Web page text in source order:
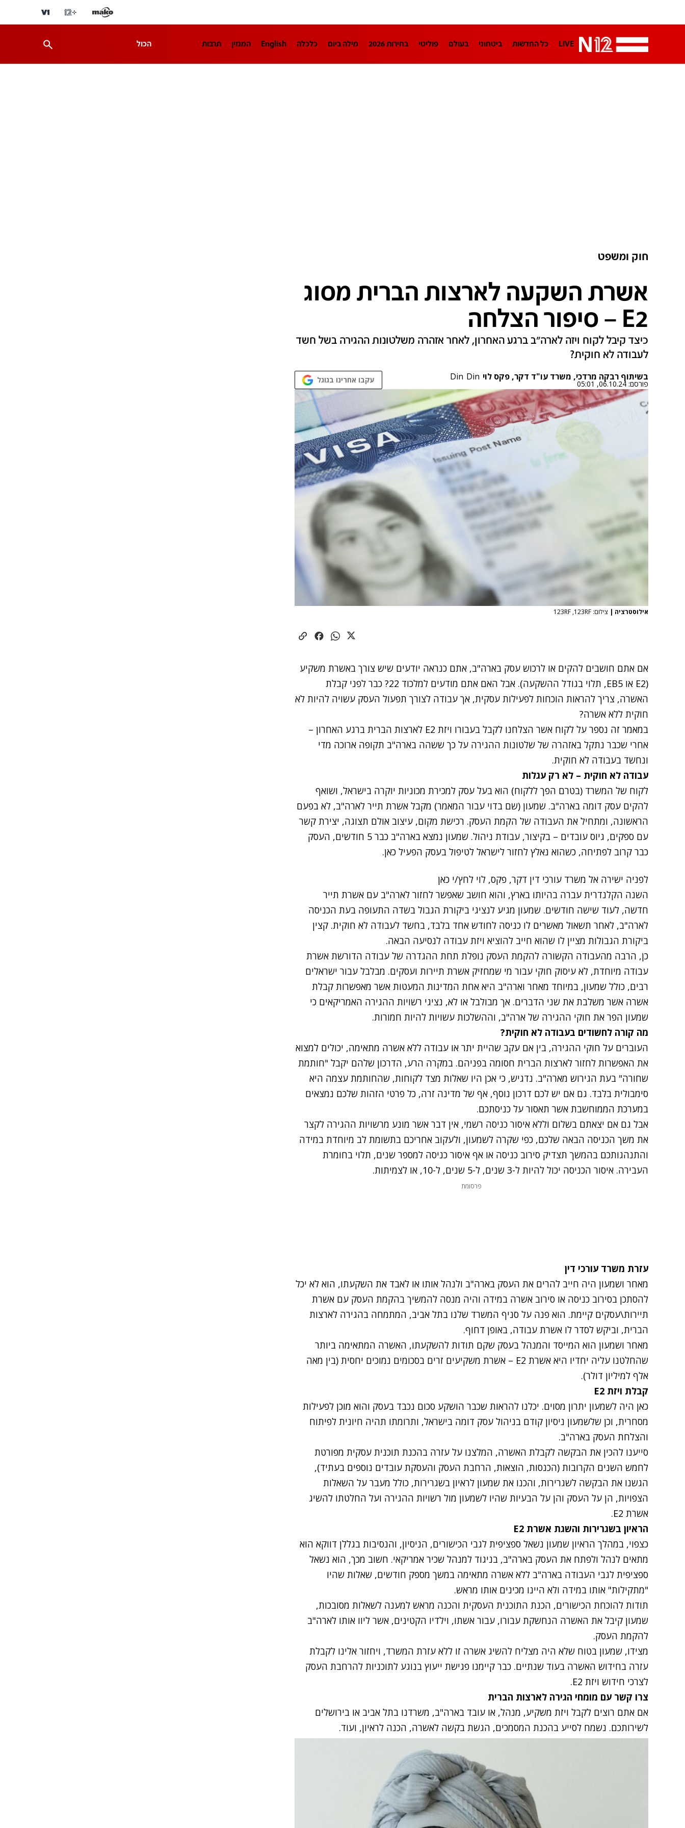
LIVE כל החדשות ביטחוני בעולם פוליטי בחירות 2026 מילה ביום כלכלה English המגזין תרבות הכול
חוק ומשפט
אשרת השקעה לארצות הברית מסוג
E2 – סיפור הצלחה
כיצד קיבל לקוח ויזה לארה"ב ברגע האחרון, לאחר אזהרה משלטונות ההגירה בשל חשד
לעבודה לא חוקית?
בשיתוף רבקה מרדכי, משרד עו"ד דקר, פקס לוי Din
Din
פורסם: 06.10.24, 05:01 עקבו אחרינו בגוגל
אילוסטרציה | צילום: 123RF‏, 123RF‏
אם אתם חושבים להקים או לרכוש עסק בארה"ב, אתם כנראה יודעים שיש צורך באשרת משקיע
(
E2 או EB5
, תלוי בגודל ההשקעה). אבל האם אתם מודעים למלכוד 22? כבר לפני קבלת
האשרה, צריך להראות הוכחות לפעילות עסקית, אך עבודה לצורך תפעול העסק עשויה להיות לא
חוקית ללא אשרה?
במאמר זה נספר על לקוח אשר הצלחנו לקבל בעבורו ויזת E2 לארצות הברית ברגע האחרון –
אחרי שכבר נתקל באזהרה של שלטונות ההגירה על כך ששהה בארה"ב תקופה ארוכה מדי
ונחשד בעבודה לא חוקית.
עבודה לא חוקית – לא רק עגלות
לקוח של המשרד (בטרם הפך ללקוח) הוא בעל עסק למכירת מכוניות יוקרה בישראל, ושואף
להקים עסק דומה בארה"ב. שמעון (שם בדוי עבור המאמר) מקבל אשרת תייר לארה"ב, לא בפעם
הראשונה, ומתחיל את העבודה של הקמת העסק. רכישת מקום, עיצוב אולם תצוגה, יצירת קשר
עם ספקים, גיוס עובדים – בקיצור, עבודת ניהול. שמעון נמצא בארה"ב כבר 5 חודשים, העסק
כבר קרוב לפתיחה, כשהוא נאלץ לחזור לישראל לטיפול בעסק הפעיל כאן.
לפניה ישירה אל משרד עורכי דין דקר, פקס, לוי לחץ/י כאן
השנה הקלנדרית עברה בהיותו בארץ, והוא חושב שאפשר לחזור לארה"ב עם אשרת תייר
חדשה, לעוד שישה חודשים. שמעון מגיע לנציגי ביקורת הגבול בשדה התעופה בעת הכניסה
לארה"ב, לאחר תשאול מאשרים לו כניסה לחודש אחד בלבד, בחשד לעבודה לא חוקית. קצין
ביקורת הגבולות מציין לו שהוא חייב להוציא ויזת עבודה לנסיעה הבאה.
כן, הרבה מהעבודה הקשורה להקמת העסק נופלת תחת ההגדרה של עבודה הדורשת אשרת
עבודה מיוחדת, לא עיסוק חוקי עבור מי שמחזיק אשרת תיירות ועסקים. מבלבל עבור ישראלים
רבים, כולל שמעון, במיוחד מאחר וארה"ב היא אחת המדינות המעטות אשר מאפשרות קבלת
אשרה אשר משלבת את שני הדברים. אך מבולבל או לא, נציגי רשויות ההגירה האמריקאים כי
שמעון הפר את חוקי ההגירה של ארה"ב, וההשלכות עשויות להיות חמורות.
מה קורה לחשודים בעבודה לא חוקית?
העוברים על חוקי ההגירה, בין אם עקב שהיית יתר או עבודה ללא אשרה מתאימה, יכולים למצוא
את האפשרות לחזור לארצות הברית חסומה בפניהם. במקרה הרע, הדרכון שלהם יקבל "חותמת
שחורה" בעת הגירוש מארה"ב. נדגיש, כי אכן היו שאלות מצד לקוחות, שהחותמת עצמה היא
סימבולית בלבד. גם אם יש לכם דרכון נוסף, אף של מדינה זרה, כל פרטי הזהות שלכם נמצאים
במערכת הממוחשבת אשר תאסור על כניסתכם.
אבל גם אם יצאתם בשלום וללא איסור כניסה רשמי, אין דבר אשר מונע מרשויות ההגירה לקצר
את משך הכניסה הבאה שלכם, כפי שקרה לשמעון, ולעקוב אחריכם בתשומת לב מיוחדת במידה
והתנהגותכם בהמשך תצדיק סירוב כניסה או אף איסור כניסה למספר שנים, תלוי בחומרת
העבירה. איסור הכניסה יכול להיות ל-3 שנים, ל-5 שנים, ל-10, או לצמיתות.
פרסומת
עזרת משרד עורכי דין
מאחר ושמעון היה חייב להרים את העסק בארה"ב ולנהל אותו או לאבד את השקעתו, הוא לא יכל
להסתכן בסירוב כניסה או סירוב אשרה במידה והיה מנסה להמשיך בהקמת העסק עם אשרת
תיירות\עסקים קיימת. הוא פנה על סניף המשרד שלנו בתל אביב, המתמחה בהגירה לארצות
הברית, וביקש לסדר לו אשרת עבודה, באופן דחוף.
מאחר ושמעון הוא המייסד והמנהל בעסק שקם תודות להשקעתו, האשרה המתאימה ביותר
שהחלטנו עליה יחדיו היא אשרת E2 – אשרת משקיעים זרים בסכומים נמוכים יחסית (בין מאה
אלף למיליון דולר).
קבלת ויזת E2
כאן היה לשמעון יתרון מסוים. יכלנו להראות שכבר הושקע סכום נכבד בעסק והוא מוכן לפעילות
מסחרית, וכן שלשמעון ניסיון קודם בניהול עסק דומה בישראל, ותרומתו תהיה חיונית לפיתוח
והצלחת העסק בארה"ב.
סייענו להכין את הבקשה לקבלת האשרה, המלצנו על עזרה בהכנת תוכנית עסקית מפורטת
לחמש השנים הקרובות (הכנסות, הוצאות, הרחבת העסק והעסקת עובדים נוספים בעתיד),
הגשנו את הבקשה לשגרירות, והכנו את שמעון לראיון בשגרירות, כולל מעבר על השאלות
הצפויות, הן על העסק והן על הבעיות שהיו לשמעון מול רשויות ההגירה ועל החלטתו להשיג
אשרת E2
.
הראיון בשגרירות והשגת אשרת E2
כצפוי, במהלך הראיון שמעון נשאל ספציפית לגבי הכישורים, הניסיון, והנסיבות בגללן דווקא הוא
מתאים לנהל ולפתח את העסק בארה"ב, בניגוד למנהל שכיר אמריקאי. חשוב מכך, הוא נשאל
ספציפית לגבי העבודה בארה"ב ללא אשרה מתאימה במשך מספק חודשים, שאלות שהיו
"מתקילות" אותו במידה ולא היינו מכינים אותו מראש.
תודות להוכחת הכישורים, הכנת התוכנית העסקית והכנה מראש למענה לשאלות מסובכות,
שמעון קיבל את האשרה הנחשקת עבורו, עבור אשתו, וילדיו הקטינים, אשר ליוו אותו לארה"ב
להקמת העסק.
מצידו, שמעון בטוח שלא היה מצליח להשיג אשרה זו ללא עזרת המשרד, ויחזור אלינו לקבלת
עזרה בחידוש האשרה בעוד שנתיים. כבר קיימנו פגישת ייעוץ בנוגע לתוכניות להרחבת העסק
לצרכי חידוש ויזת E2
.
צרו קשר עם מומחי הגירה לארצות הברית
אם אתם רוצים לקבל ויזת משקיע, מנהל, או עובד בארה"ב, משרדנו בתל אביב או בירושלים
לשירותכם. נשמח לסייע בהכנת המסמכים, הגשת בקשה לאשרה, הכנה לראיון, ועוד.